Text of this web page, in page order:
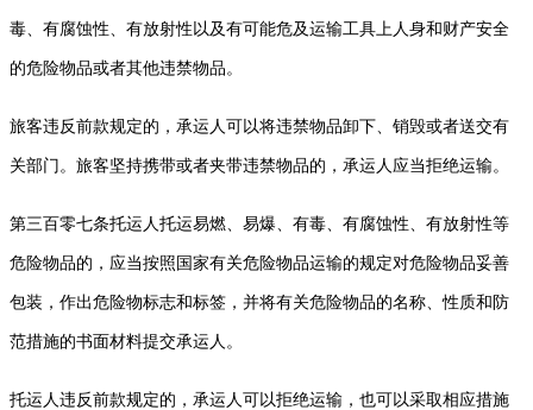
毒、有腐蚀性、有放射性以及有可能危及运输工具上人身和财产安全
的危险物品或者其他违禁物品。
旅客违反前款规定的，承运人可以将违禁物品卸下、销毁或者送交有
关部门。旅客坚持携带或者夹带违禁物品的，承运人应当拒绝运输。
第三百零七条托运人托运易燃、易爆、有毒、有腐蚀性、有放射性等
危险物品的，应当按照国家有关危险物品运输的规定对危险物品妥善
包装，作出危险物标志和标签，并将有关危险物品的名称、性质和防
范措施的书面材料提交承运人。
托运人违反前款规定的，承运人可以拒绝运输，也可以采取相应措施